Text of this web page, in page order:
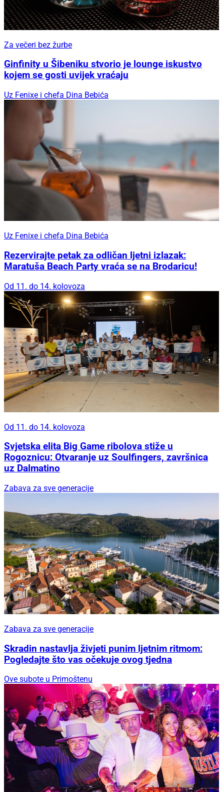
Za večeri bez žurbe
Ginfinity u Šibeniku stvorio je lounge iskustvo
kojem se gosti uvijek vraćaju
Uz Fenixe i chefa Dina Bebića
Uz Fenixe i chefa Dina Bebića
Rezervirajte petak za odličan ljetni izlazak:
Maratuša Beach Party vraća se na Brodaricu!
Od 11. do 14. kolovoza
Od 11. do 14. kolovoza
Svjetska elita Big Game ribolova stiže u
Rogoznicu: Otvaranje uz Soulfingers, završnica
uz Dalmatino
Zabava za sve generacije
Zabava za sve generacije
Skradin nastavlja živjeti punim ljetnim ritmom:
Pogledajte što vas očekuje ovog tjedna
Ove subote u Primoštenu